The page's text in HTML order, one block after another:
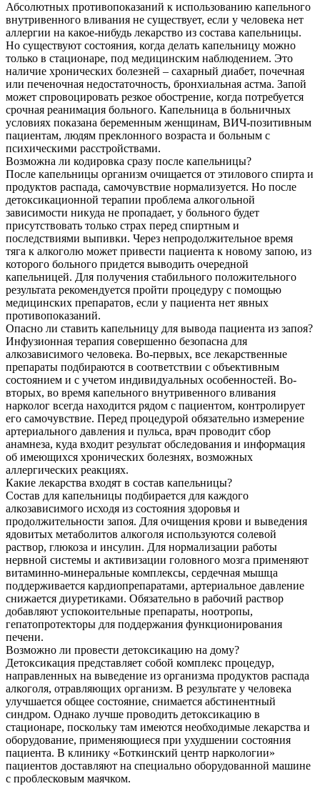
Абсолютных противопоказаний к использованию капельного
внутривенного вливания не существует, если у человека нет
аллергии на какое-нибудь лекарство из состава капельницы.
Но существуют состояния, когда делать капельницу можно
только в стационаре, под медицинским наблюдением. Это
наличие хронических болезней – сахарный диабет, почечная
или печеночная недостаточность, бронхиальная астма. Запой
может спровоцировать резкое обострение, когда потребуется
срочная реанимация больного. Капельница в больничных
условиях показана беременным женщинам, ВИЧ-позитивным
пациентам, людям преклонного возраста и больным с
психическими расстройствами.
Возможна ли кодировка сразу после капельницы?
После капельницы организм очищается от этилового спирта и
продуктов распада, самочувствие нормализуется. Но после
детоксикационной терапии проблема алкогольной
зависимости никуда не пропадает, у больного будет
присутствовать только страх перед спиртным и
последствиями выпивки. Через непродолжительное время
тяга к алкоголю может привести пациента к новому запою, из
которого больного придется выводить очередной
капельницей. Для получения стабильного положительного
результата рекомендуется пройти процедуру с помощью
медицинских препаратов, если у пациента нет явных
противопоказаний.
Опасно ли ставить капельницу для вывода пациента из запоя?
Инфузионная терапия совершенно безопасна для
алкозависимого человека. Во-первых, все лекарственные
препараты подбираются в соответствии с объективным
состоянием и с учетом индивидуальных особенностей. Во-
вторых, во время капельного внутривенного вливания
нарколог всегда находится рядом с пациентом, контролирует
его самочувствие. Перед процедурой обязательно измерение
артериального давления и пульса, врач проводит сбор
анамнеза, куда входит результат обследования и информация
об имеющихся хронических болезнях, возможных
аллергических реакциях.
Какие лекарства входят в состав капельницы?
Состав для капельницы подбирается для каждого
алкозависимого исходя из состояния здоровья и
продолжительности запоя. Для очищения крови и выведения
ядовитых метаболитов алкоголя используются солевой
раствор, глюкоза и инсулин. Для нормализации работы
нервной системы и активизации головного мозга применяют
витаминно-минеральные комплексы, сердечная мышца
поддерживается кардиопрепаратами, артериальное давление
снижается диуретиками. Обязательно в рабочий раствор
добавляют успокоительные препараты, ноотропы,
гепатопротекторы для поддержания функционирования
печени.
Возможно ли провести детоксикацию на дому?
Детоксикация представляет собой комплекс процедур,
направленных на выведение из организма продуктов распада
алкоголя, отравляющих организм. В результате у человека
улучшается общее состояние, снимается абстинентный
синдром. Однако лучше проводить детоксикацию в
стационаре, поскольку там имеются необходимые лекарства и
оборудование, применяющиеся при ухудшении состояния
пациента. В клинику «Боткинский центр наркологии»
пациентов доставляют на специально оборудованной машине
с проблесковым маячком.